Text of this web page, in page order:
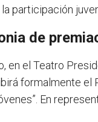
participación
de
en el Teatro
formalmente el
En